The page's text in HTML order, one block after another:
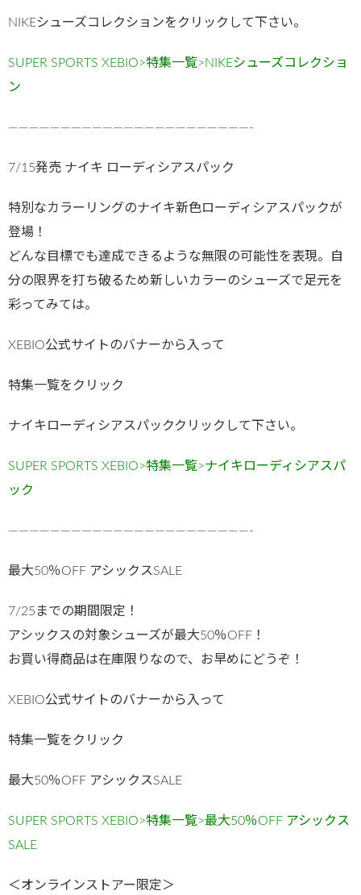
NIKEシューズコレクションをクリックして下さい。
SUPER SPORTS XEBIO>特集一覧>NIKEシューズコレクショ
ン
———————————————————————-
7/15発売 ナイキ ローディシアスパック
特別なカラーリングのナイキ新色ローディシアスパックが
登場！
どんな目標でも達成できるような無限の可能性を表現。自
分の限界を打ち破るため新しいカラーのシューズで足元を
彩ってみては。
XEBIO公式サイトのバナーから入って
特集一覧をクリック
ナイキローディシアスパッククリックして下さい。
SUPER SPORTS XEBIO>特集一覧>ナイキローディシアスパ
ック
———————————————————————-
最大50％OFF アシックスSALE
7/25までの期間限定！
アシックスの対象シューズが最大50％OFF！
お買い得商品は在庫限りなので、お早めにどうぞ！
XEBIO公式サイトのバナーから入って
特集一覧をクリック
最大50％OFF アシックスSALE
SUPER SPORTS XEBIO>特集一覧>最大50％OFF アシックス
SALE
＜オンラインストアー限定＞